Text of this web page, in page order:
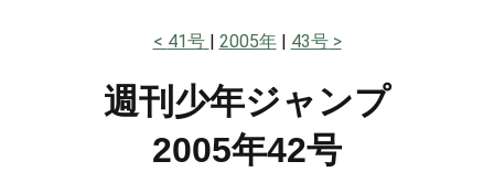
41号 2005年 43号
週刊少年ジャンプ
2005年42号